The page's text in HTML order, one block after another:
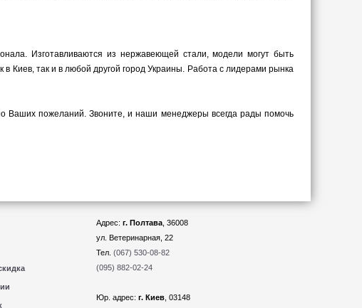
Изготавливаются из нержавеющей стали, модели могут быть
Киев, так и в любой другой город Украины. Работа с лидерами рынка
Ваших пожеланий. Звоните, и наши менеджеры всегда рады помочь
Адрес: г. Полтава , 36008
ул. Ветеринарная, 22
Тел. (067) 530-08-82
(095) 882-02-24
Юр. адрес: г. Киев , 03148